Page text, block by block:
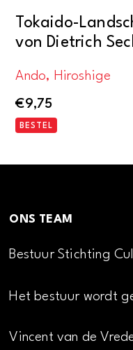
Tokaido-
von Dietrich
Ando, Hiroshige
€9,75
BESTEL
ONS TEAM
Bestuur Stichting
Het bestuur wordt
Vincent van de